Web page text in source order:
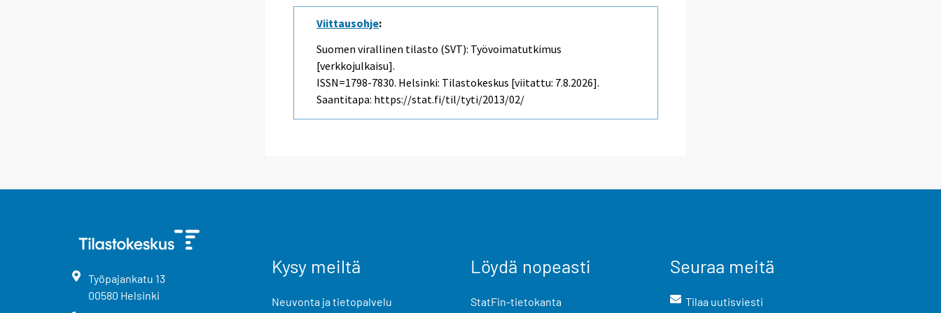
Viittausohje:
Suomen virallinen tilasto (SVT): Työvoimatutkimus
[verkkojulkaisu].
ISSN=1798-7830. Helsinki: Tilastokeskus [viitattu: 7.8.2026].
Saantitapa: https://stat.fi/til/tyti/2013/02/
Työpajankatu 13
00580 Helsinki
Kysy meiltä
Neuvonta ja tietopalvelu
Löydä nopeasti
StatFin-tietokanta
Seuraa meitä
Tilaa uutisviesti